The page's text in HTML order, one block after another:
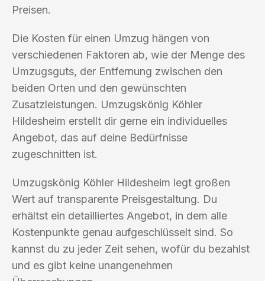
Preisen.
Die Kosten für einen Umzug hängen von
verschiedenen Faktoren ab, wie der Menge des
Umzugsguts, der Entfernung zwischen den
beiden Orten und den gewünschten
Zusatzleistungen. Umzugskönig Köhler
Hildesheim erstellt dir gerne ein individuelles
Angebot, das auf deine Bedürfnisse
zugeschnitten ist.
Umzugskönig Köhler Hildesheim legt großen
Wert auf transparente Preisgestaltung. Du
erhältst ein detailliertes Angebot, in dem alle
Kostenpunkte genau aufgeschlüsselt sind. So
kannst du zu jeder Zeit sehen, wofür du bezahlst
und es gibt keine unangenehmen